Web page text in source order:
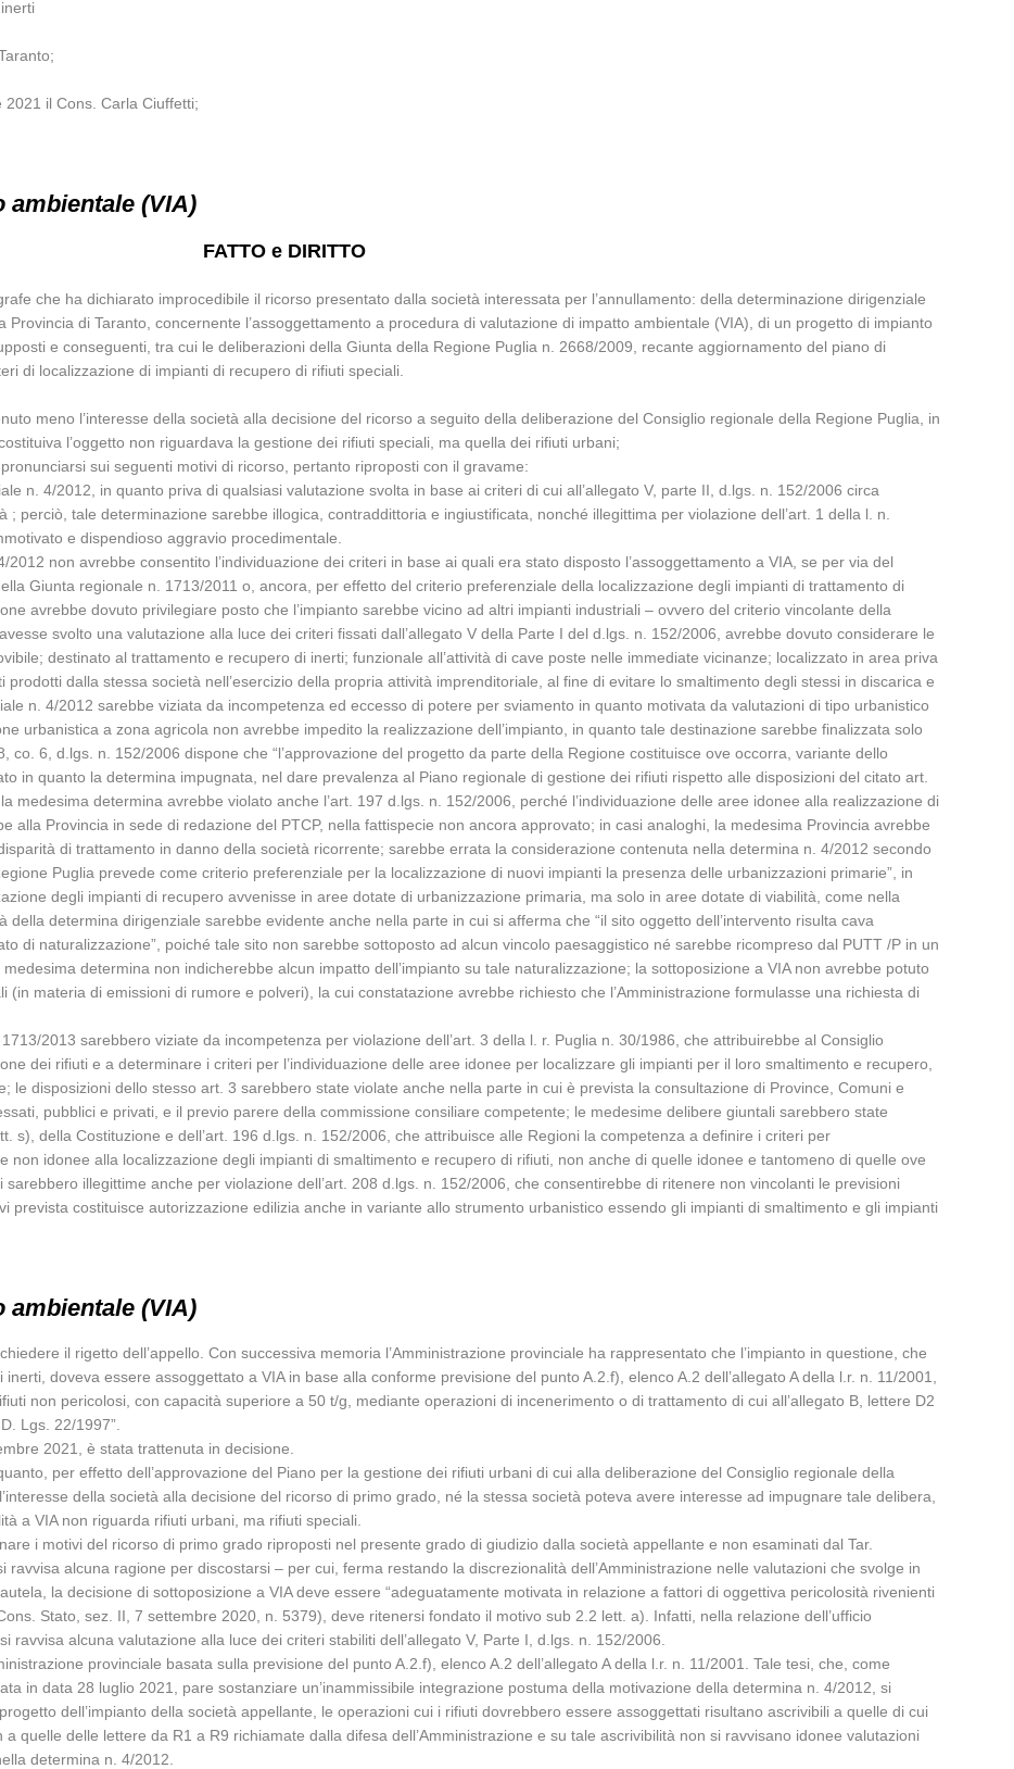
il Cons. Carla Ciuffetti;
ambientale (VIA)
FATTO e DIRITTO
che ha dichiarato improcedibile il ricorso presentato dalla società interessata per l’annullamento: della determinazione dirigenziale
Provincia di Taranto, concernente l’assoggettamento a procedura di valutazione di impatto ambientale (VIA), di un progetto di impianto
e conseguenti, tra cui le deliberazioni della Giunta della Regione Puglia n. 2668/2009, recante aggiornamento del piano di
di localizzazione di impianti di recupero di rifiuti speciali.
meno l’interesse della società alla decisione del ricorso a seguito della deliberazione del Consiglio regionale della Regione Puglia, in
l’oggetto non riguardava la gestione dei rifiuti speciali, ma quella dei rifiuti urbani;
sui seguenti motivi di ricorso, pertanto riproposti con il gravame:
n. 4/2012, in quanto priva di qualsiasi valutazione svolta in base ai criteri di cui all’allegato V, parte II, d.lgs. n. 152/2006 circa
; perciò, tale determinazione sarebbe illogica, contraddittoria e ingiustificata, nonché illegittima per violazione dell’art. 1 della l. n.
e dispendioso aggravio procedimentale.
non avrebbe consentito l’individuazione dei criteri in base ai quali era stato disposto l’assoggettamento a VIA, se per via del
Giunta regionale n. 1713/2011 o, ancora, per effetto del criterio preferenziale della localizzazione degli impianti di trattamento di
avrebbe dovuto privilegiare posto che l’impianto sarebbe vicino ad altri impianti industriali – ovvero del criterio vincolante della
svolto una valutazione alla luce dei criteri fissati dall’allegato V della Parte I del d.lgs. n. 152/2006, avrebbe dovuto considerare le
destinato al trattamento e recupero di inerti; funzionale all’attività di cave poste nelle immediate vicinanze; localizzato in area priva
dalla stessa società nell’esercizio della propria attività imprenditoriale, al fine di evitare lo smaltimento degli stessi in discarica e
n. 4/2012 sarebbe viziata da incompetenza ed eccesso di potere per sviamento in quanto motivata da valutazioni di tipo urbanistico
urbanistica a zona agricola non avrebbe impedito la realizzazione dell’impianto, in quanto tale destinazione sarebbe finalizzata solo
co. 6, d.lgs. n. 152/2006 dispone che “l’approvazione del progetto da parte della Regione costituisce ove occorra, variante dello
in quanto la determina impugnata, nel dare prevalenza al Piano regionale di gestione dei rifiuti rispetto alle disposizioni del citato art.
medesima determina avrebbe violato anche l’art. 197 d.lgs. n. 152/2006, perché l’individuazione delle aree idonee alla realizzazione di
alla Provincia in sede di redazione del PTCP, nella fattispecie non ancora approvato; in casi analoghi, la medesima Provincia avrebbe
di trattamento in danno della società ricorrente; sarebbe errata la considerazione contenuta nella determina n. 4/2012 secondo
Puglia prevede come criterio preferenziale per la localizzazione di nuovi impianti la presenza delle urbanizzazioni primarie”, in
degli impianti di recupero avvenisse in aree dotate di urbanizzazione primaria, ma solo in aree dotate di viabilità, come nella
determina dirigenziale sarebbe evidente anche nella parte in cui si afferma che “il sito oggetto dell’intervento risulta cava
di naturalizzazione”, poiché tale sito non sarebbe sottoposto ad alcun vincolo paesaggistico né sarebbe ricompreso dal PUTT /P in un
determina non indicherebbe alcun impatto dell’impianto su tale naturalizzazione; la sottoposizione a VIA non avrebbe potuto
materia di emissioni di rumore e polveri), la cui constatazione avrebbe richiesto che l’Amministrazione formulasse una richiesta di
2013 sarebbero viziate da incompetenza per violazione dell’art. 3 della l. r. Puglia n. 30/1986, che attribuirebbe al Consiglio
dei rifiuti e a determinare i criteri per l’individuazione delle aree idonee per localizzare gli impianti per il loro smaltimento e recupero,
le disposizioni dello stesso art. 3 sarebbero state violate anche nella parte in cui è prevista la consultazione di Province, Comuni e
pubblici e privati, e il previo parere della commissione consiliare competente; le medesime delibere giuntali sarebbero state
s), della Costituzione e dell’art. 196 d.lgs. n. 152/2006, che attribuisce alle Regioni la competenza a definire i criteri per
non idonee alla localizzazione degli impianti di smaltimento e recupero di rifiuti, non anche di quelle idonee e tantomeno di quelle ove
illegittime anche per violazione dell’art. 208 d.lgs. n. 152/2006, che consentirebbe di ritenere non vincolanti le previsioni
prevista costituisce autorizzazione edilizia anche in variante allo strumento urbanistico essendo gli impianti di smaltimento e gli impianti
ambientale (VIA)
il rigetto dell’appello. Con successiva memoria l’Amministrazione provinciale ha rappresentato che l’impianto in questione, che
doveva essere assoggettato a VIA in base alla conforme previsione del punto A.2.f), elenco A.2 dell’allegato A della l.r. n. 11/2001,
non pericolosi, con capacità superiore a 50 t/g, mediante operazioni di incenerimento o di trattamento di cui all’allegato B, lettere D2
Lgs. 22/1997”.
2021, è stata trattenuta in decisione.
per effetto dell’approvazione del Piano per la gestione dei rifiuti urbani di cui alla deliberazione del Consiglio regionale della
della società alla decisione del ricorso di primo grado, né la stessa società poteva avere interesse ad impugnare tale delibera,
a VIA non riguarda rifiuti urbani, ma rifiuti speciali.
i motivi del ricorso di primo grado riproposti nel presente grado di giudizio dalla società appellante e non esaminati dal Tar.
ravvisa alcuna ragione per discostarsi – per cui, ferma restando la discrezionalità dell’Amministrazione nelle valutazioni che svolge in
la decisione di sottoposizione a VIA deve essere “adeguatamente motivata in relazione a fattori di oggettiva pericolosità rivenienti
Stato, sez. II, 7 settembre 2020, n. 5379), deve ritenersi fondato il motivo sub 2.2 lett. a). Infatti, nella relazione dell’ufficio
alcuna valutazione alla luce dei criteri stabiliti dell’allegato V, Parte I, d.lgs. n. 152/2006.
provinciale basata sulla previsione del punto A.2.f), elenco A.2 dell’allegato A della l.r. n. 11/2001. Tale tesi, che, come
in data 28 luglio 2021, pare sostanziare un’inammissibile integrazione postuma della motivazione della determina n. 4/2012, si
dell’impianto della società appellante, le operazioni cui i rifiuti dovrebbero essere assoggettati risultano ascrivibili a quelle di cui
quelle delle lettere da R1 a R9 richiamate dalla difesa dell’Amministrazione e su tale ascrivibilità non si ravvisano idonee valutazioni
determina n. 4/2012.